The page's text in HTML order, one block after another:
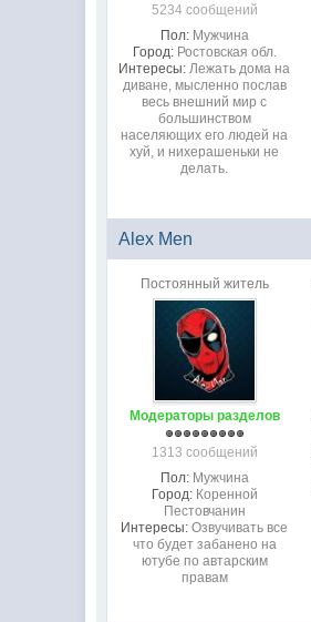
5234 сообщений
Пол: Мужчина
Город: Ростовская обл.
Интересы: Лежать дома на
диване, мысленно послав
весь внешний мир с
большинством
населяющих его людей на
хуй, и нихерашеньки не
делать.
Alex Men
Постоянный житель
Модераторы разделов
1313 сообщений
Пол: Мужчина
Город: Коренной
Пестовчанин
Интересы: Озвучивать все
что будет забанено на
ютубе по автарским
правам